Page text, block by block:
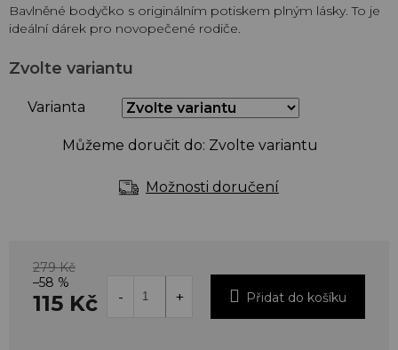
Zvolte variantu
Varianta
Můžeme doručit do: Zvolte variantu
Možnosti doručení
Bavlněné bodyčko s originálním potiskem plným lásky. To je
ideální dárek pro novopečené rodiče.
279 Kč
–58 %
115 Kč Přidat do košíku